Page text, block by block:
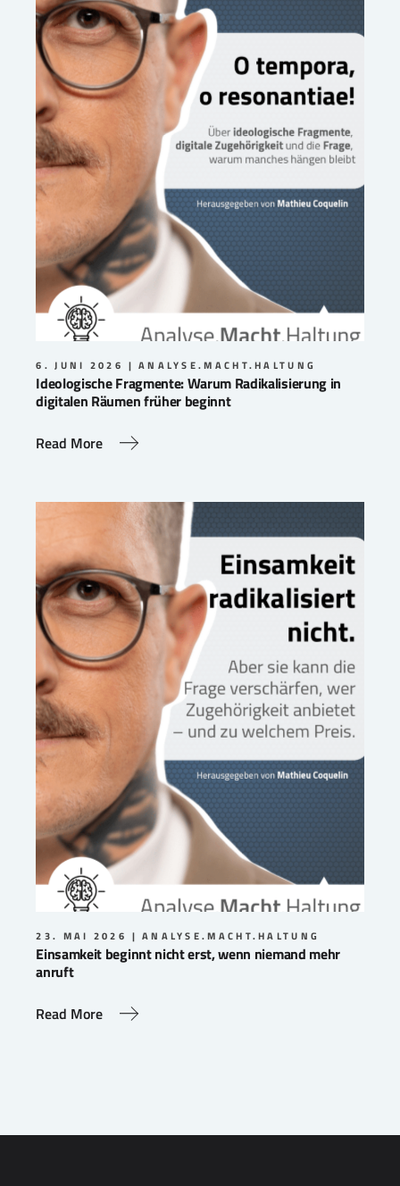
6. JUNI 2026 ANALYSE.MACHT.HALTUNG
Ideologische Fragmente: Warum Radikalisierung in
digitalen Räumen früher beginnt
Read More
23. MAI 2026 ANALYSE.MACHT.HALTUNG
Einsamkeit beginnt nicht erst, wenn niemand mehr
anruft
Read More